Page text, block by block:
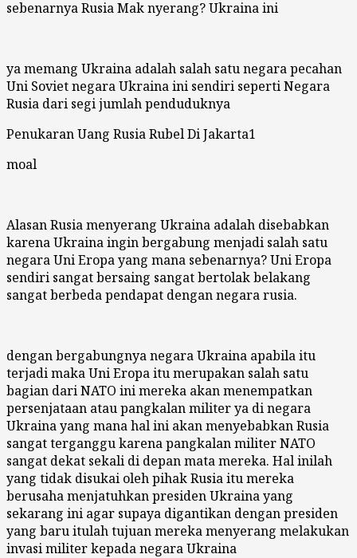
sebenarnya Rusia Mak nyerang? Ukraina ini
ya memang Ukraina adalah salah satu negara pecahan
Uni Soviet negara Ukraina ini sendiri seperti Negara
Rusia dari segi jumlah penduduknya
Penukaran Uang Rusia Rubel Di Jakarta1
moal
Alasan Rusia menyerang Ukraina adalah disebabkan
karena Ukraina ingin bergabung menjadi salah satu
negara Uni Eropa yang mana sebenarnya? Uni Eropa
sendiri sangat bersaing sangat bertolak belakang
sangat berbeda pendapat dengan negara rusia.
dengan bergabungnya negara Ukraina apabila itu
terjadi maka Uni Eropa itu merupakan salah satu
bagian dari NATO ini mereka akan menempatkan
persenjataan atau pangkalan militer ya di negara
Ukraina yang mana hal ini akan menyebabkan Rusia
sangat terganggu karena pangkalan militer NATO
sangat dekat sekali di depan mata mereka. Hal inilah
yang tidak disukai oleh pihak Rusia itu mereka
berusaha menjatuhkan presiden Ukraina yang
sekarang ini agar supaya digantikan dengan presiden
yang baru itulah tujuan mereka menyerang melakukan
invasi militer kepada negara Ukraina